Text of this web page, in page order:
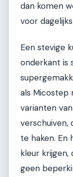
dan komen
voor
Een stevige
onderkant is
als Micostep
varianten
verschuiven,
te haken. En
kleur krijgen,
geen